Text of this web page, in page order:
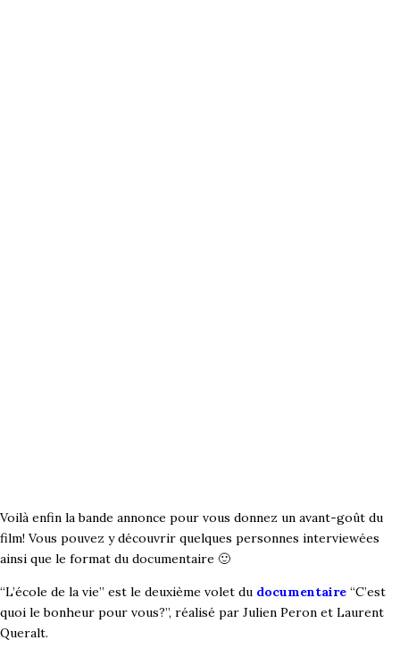
Voilà enfin la bande annonce pour vous donnez un avant-goût du
film! Vous pouvez y découvrir quelques personnes interviewées
ainsi que le format du documentaire 🙂
“L’école de la vie” est le deuxième volet du documentaire “C’est
quoi le bonheur pour vous?”, réalisé par Julien Peron et Laurent
Queralt.